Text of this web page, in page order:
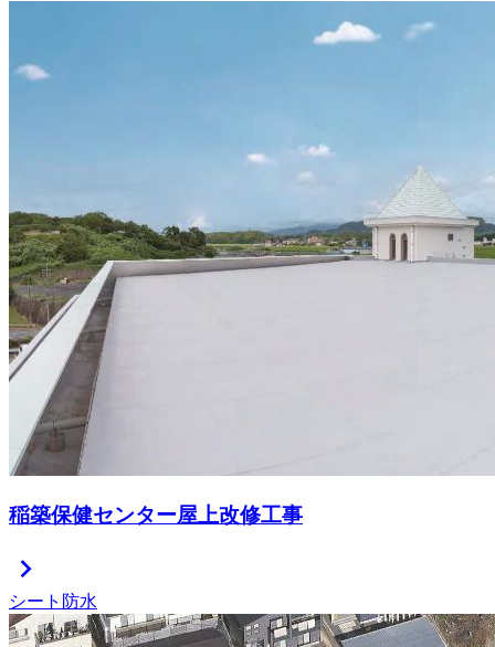
稲築保健センター屋上改修工事
chevron_right
シート防水